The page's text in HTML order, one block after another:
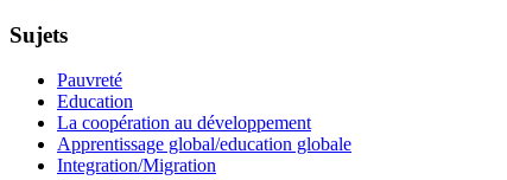
Sujets
Pauvreté
Education
La coopération au développement
Apprentissage global/education globale
Integration/Migration